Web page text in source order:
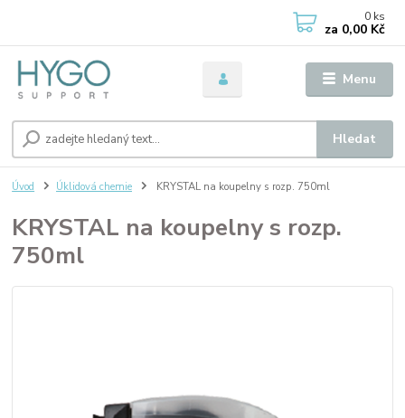
Menu
Hledat
0 ks
za 0,00 Kč
Úvod Úklidová chemie KRYSTAL na koupelny s rozp. 750ml
KRYSTAL na koupelny s rozp.
750ml